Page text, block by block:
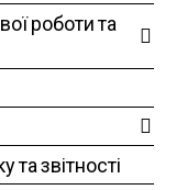
роботи та
та звітності